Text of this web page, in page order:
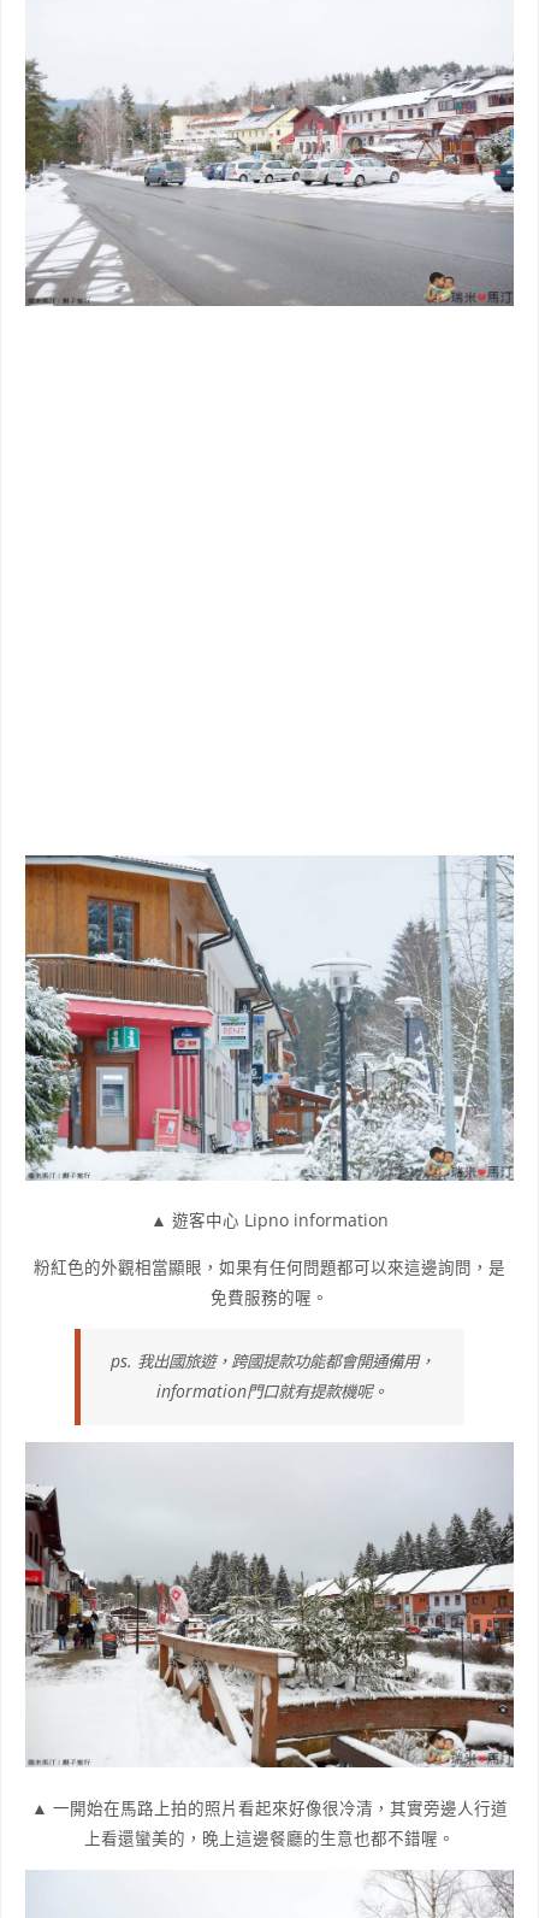
▲ 遊客中心 Lipno information
粉紅色的外觀相當顯眼，如果有任何問題都可以來這邊詢問，是
免費服務的喔。
ps. 我出國旅遊，跨國提款功能都會開通備用，
information門口就有提款機呢。
▲ 一開始在馬路上拍的照片看起來好像很冷清，其實旁邊人行道
上看還蠻美的，晚上這邊餐廳的生意也都不錯喔。